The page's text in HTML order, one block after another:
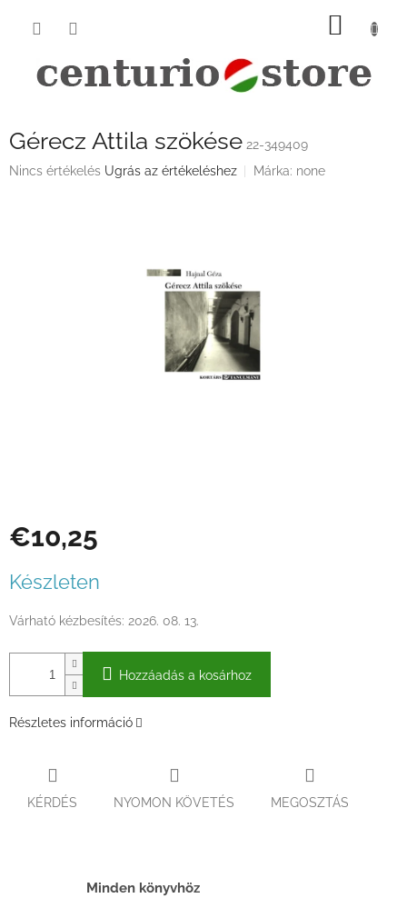
KOSÁR
Gérecz Attila szökése 22-349409
A
Nincs értékelés Ugrás az értékeléshez Márka: none
€10,25
Készleten
Várható kézbesítés: 2026. 08. 13.
Hozzáadás a kosárhoz
Részletes információ
KÉRDÉS NYOMON KÖVETÉS MEGOSZTÁS
Minden könyvhöz